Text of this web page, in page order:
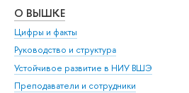
О ВЫШКЕ
Цифры и факты
Руководство и структура
Устойчивое развитие в НИУ ВШЭ
Преподаватели и сотрудники